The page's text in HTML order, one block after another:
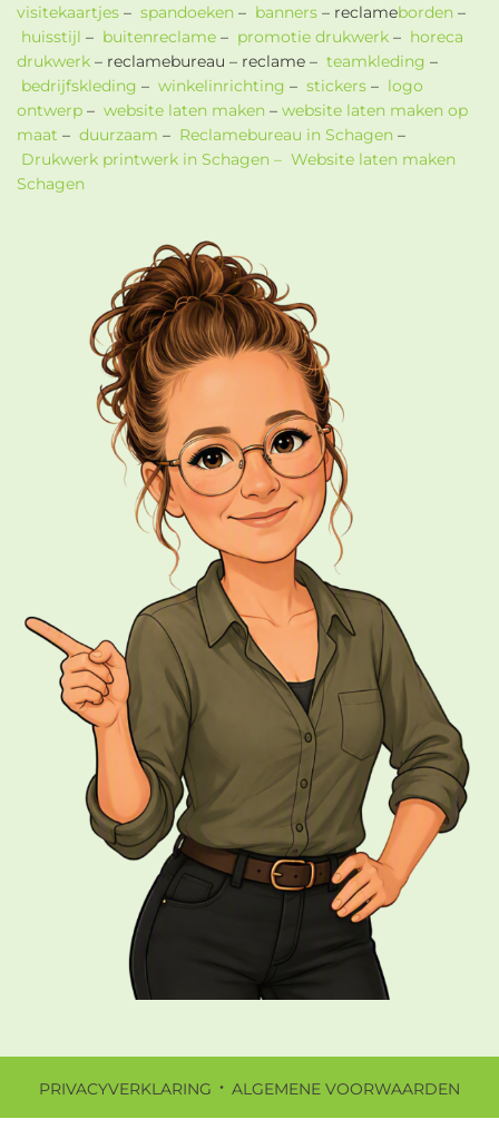
visitekaartjes – spandoeken – banners – reclameborden –
huisstijl – buitenreclame – promotie drukwerk – horeca
drukwerk – reclamebureau – reclame – teamkleding –
bedrijfskleding – winkelinrichting – stickers – logo
ontwerp – website laten maken – website laten maken op
maat – duurzaam – Reclamebureau in Schagen –
Drukwerk printwerk in Schagen – Website laten maken
Schagen
PRIVACYVERKLARING · ALGEMENE VOORWAARDEN